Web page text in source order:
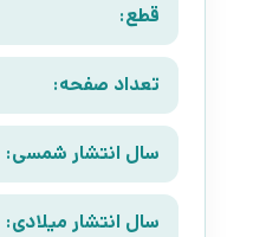
قطع:
تعداد صفحه:
سال انتشار شمسی:
سال انتشار میلادی: